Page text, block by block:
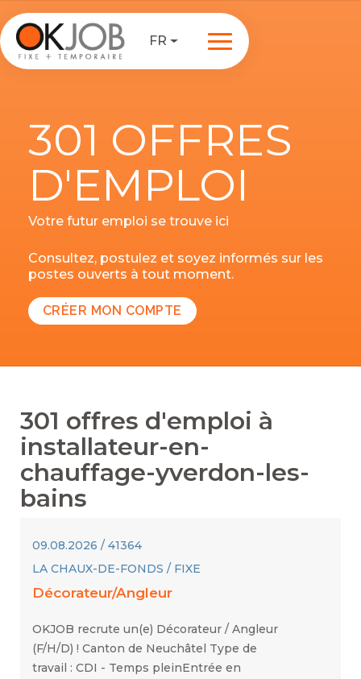
FR
301 OFFRES
D'EMPLOI
Votre futur emploi se trouve ici
Consultez, postulez et soyez informés sur les
postes ouverts à tout moment.
CRÉER MON COMPTE
301 offres d'emploi à
installateur-en-
chauffage-yverdon-les-
bains
09.08.2026 / 41364
LA CHAUX-DE-FONDS / FIXE
Décorateur/Angleur
OKJOB recrute un(e) Décorateur / Angleur
(F/H/D) ! Canton de Neuchâtel Type de
travail : CDI - Temps pleinEntrée en